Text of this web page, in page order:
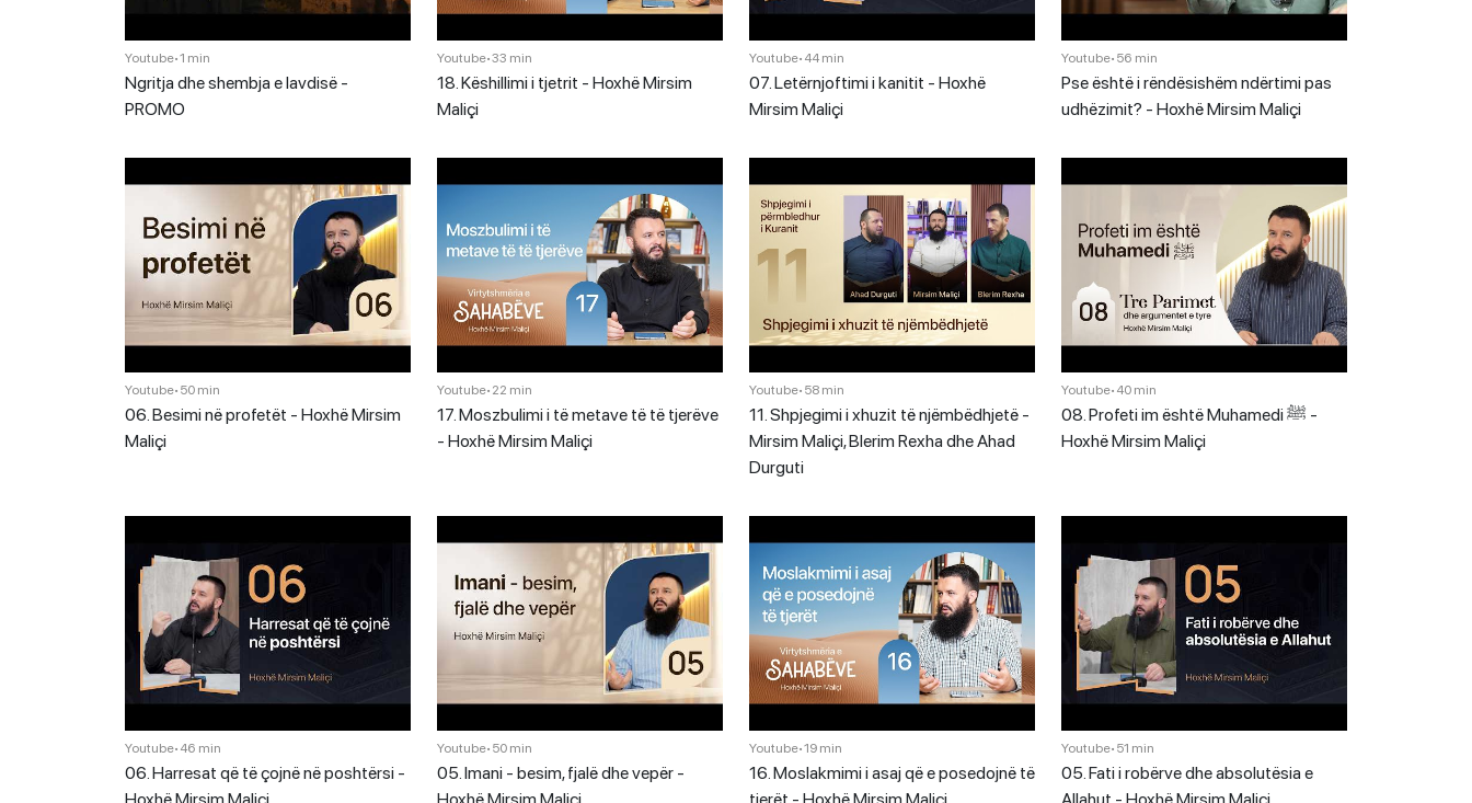
Youtube•1 min
Ngritja dhe shembja e lavdisë -
PROMO
Youtube•33 min
18. Këshillimi i tjetrit - Hoxhë Mirsim
Maliçi
Youtube• 44 min
07. Letërnjoftimi i kanitit - Hoxhë
Mirsim Maliçi
Youtube• 56 min
Pse është i rëndësishëm ndërtimi pas
udhëzimit? - Hoxhë Mirsim Maliçi
Youtube• 50 min
06. Besimi në profetët - Hoxhë Mirsim
Maliçi
Youtube• 22 min
17. Moszbulimi i të metave të të tjerëve
- Hoxhë Mirsim Maliçi
Youtube• 58 min
11. Shpjegimi i xhuzit të njëmbëdhjetë -
Mirsim Maliçi, Blerim Rexha dhe Ahad
Durguti
Youtube• 40 min
08. Profeti im është Muhamedi ﷺ -
Hoxhë Mirsim Maliçi
Youtube• 46 min
06. Harresat që të çojnë në poshtërsi -
Youtube• 50 min
05. Imani - besim, fjalë dhe vepër -
Youtube•19 min
16. Moslakmimi i asaj që e posedojnë të
Youtube• 51 min
05. Fati i robërve dhe absolutësia e